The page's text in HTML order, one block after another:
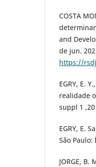
COSTA
and
de jun.
https://
EGRY, E.
realidade
suppl 1
EGRY, E.
São Paulo:
JORGE,